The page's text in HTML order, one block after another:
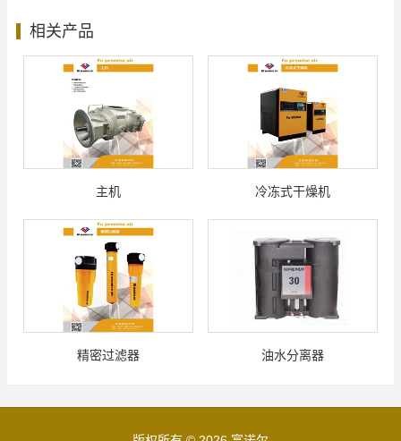
相关产品
主机 冷冻式干燥机
精密过滤器 油水分离器